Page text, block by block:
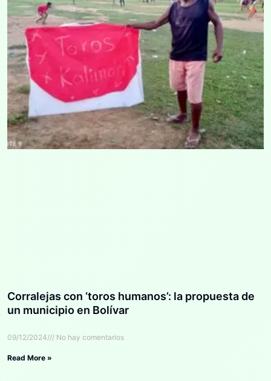
Corralejas con ‘toros humanos’: la propuesta de
un municipio en Bolívar
09/12/2024 No hay comentarios
Read More »